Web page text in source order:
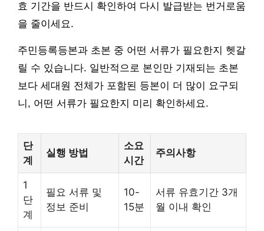
효 기간을 반드시 확인하여 다시 발급받는 번거로움
을 줄이세요.
주민등록등본과 초본 중 어떤 서류가 필요한지 헷갈
릴 수 있습니다. 일반적으로 본인만 기재되는 초본
보다 세대원 전체가 포함된 등본이 더 많이 요구되
니, 어떤 서류가 필요한지 미리 확인하세요.
단
계
실행 방법
소요
시간
주의사항
1
단
계
필요 서류 및
정보 준비
10-
15분
서류 유효기간 3개
월 이내 확인